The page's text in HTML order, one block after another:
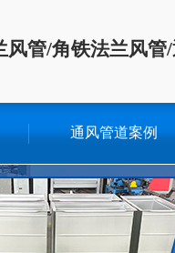
管/角铁法兰风管/
通风管道案例